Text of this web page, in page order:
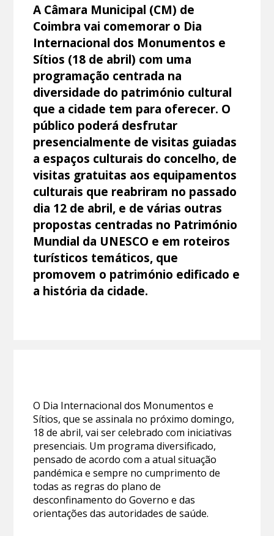
A Câmara Municipal (CM) de
Coimbra vai comemorar o Dia
Internacional dos Monumentos e
Sítios (18 de abril) com uma
programação centrada na
diversidade do património cultural
que a cidade tem para oferecer. O
público poderá desfrutar
presencialmente de visitas guiadas
a espaços culturais do concelho, de
visitas gratuitas aos equipamentos
culturais que reabriram no passado
dia 12 de abril, e de várias outras
propostas centradas no Património
Mundial da UNESCO e em roteiros
turísticos temáticos, que
promovem o património edificado e
a história da cidade.
O Dia Internacional dos Monumentos e
Sítios, que se assinala no próximo domingo,
18 de abril, vai ser celebrado com iniciativas
presenciais. Um programa diversificado,
pensado de acordo com a atual situação
pandémica e sempre no cumprimento de
todas as regras do plano de
desconfinamento do Governo e das
orientações das autoridades de saúde.